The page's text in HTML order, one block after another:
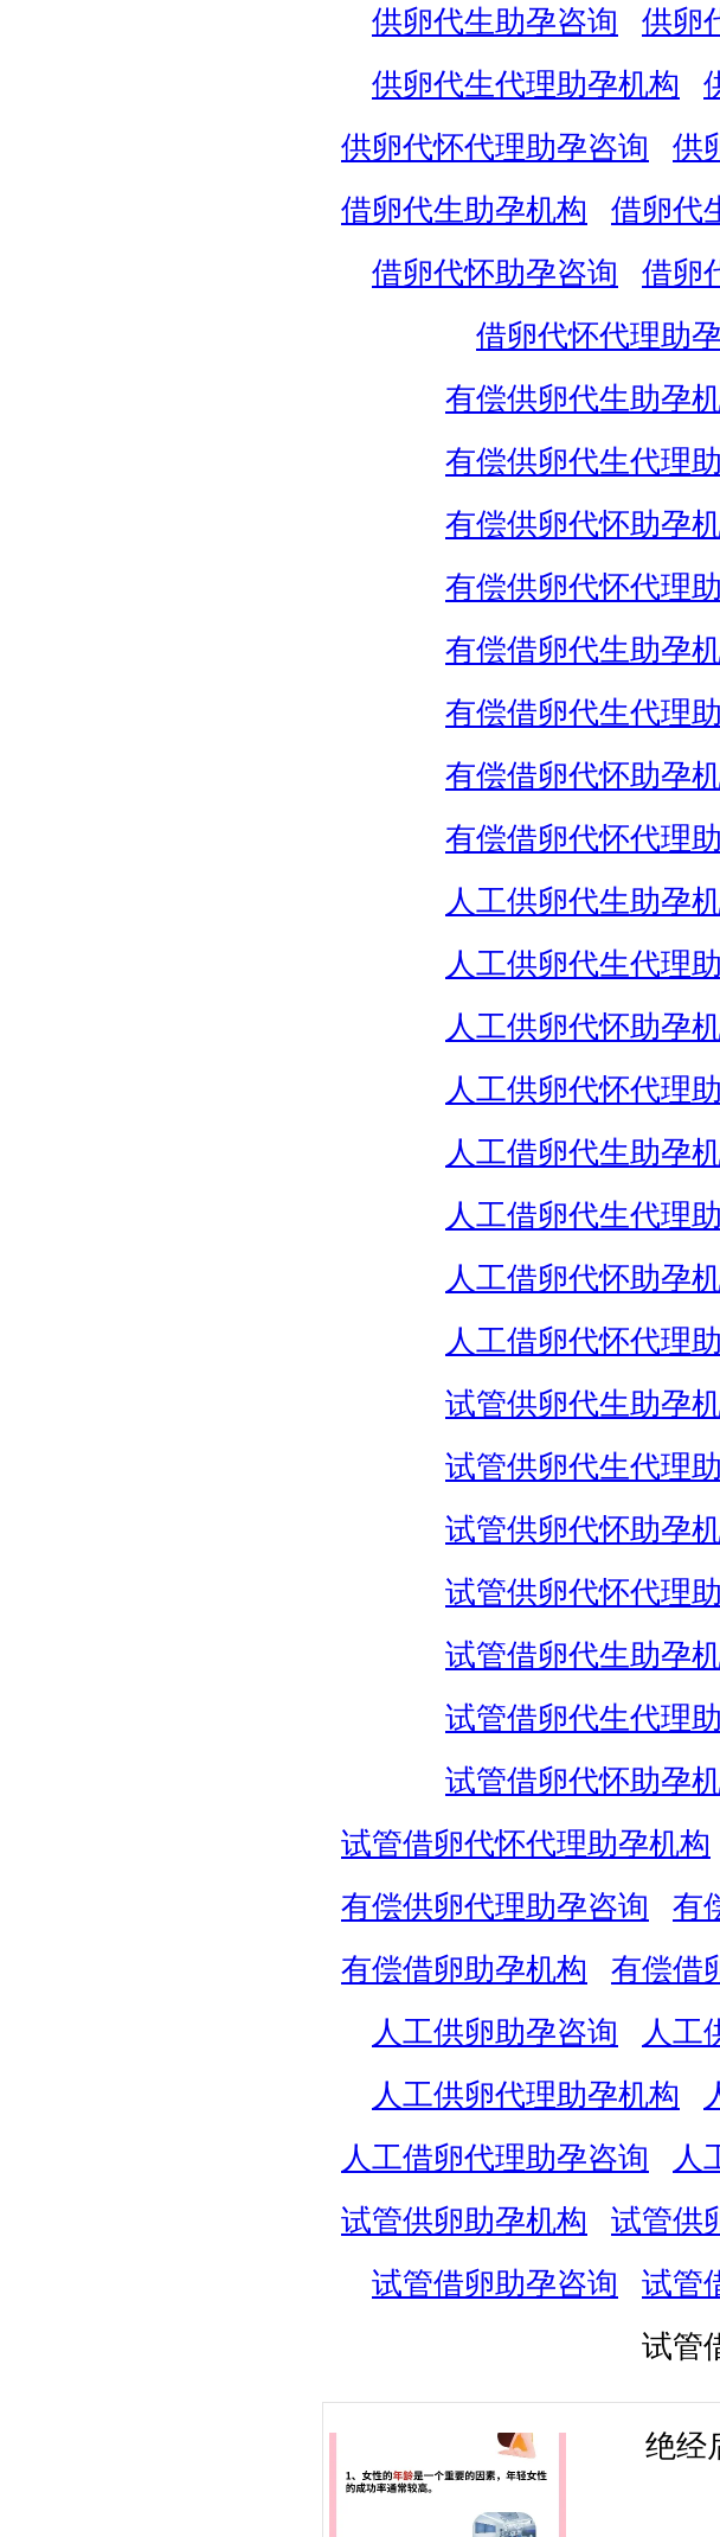
供卵代生助孕咨询
供卵
供卵代生代理助孕机构
供卵代怀代理助孕咨询
供
借卵代生助孕机构
借卵代
借卵代怀助孕咨询
借卵
借卵代怀代理助
有偿供卵代生助孕
有偿供卵代生代理
有偿供卵代怀助孕
有偿供卵代怀代理
有偿借卵代生助孕
有偿借卵代生代理
有偿借卵代怀助孕
有偿借卵代怀代理
人工供卵代生助孕
人工供卵代生代理
人工供卵代怀助孕
人工供卵代怀代理
人工借卵代生助孕
人工借卵代生代理
人工借卵代怀助孕
人工借卵代怀代理
试管供卵代生助孕
试管供卵代生代理
试管供卵代怀助孕
试管供卵代怀代理
试管借卵代生助孕
试管借卵代生代理
试管借卵代怀助孕
试管借卵代怀代理助孕机构
有偿供卵代理助孕咨询
有
有偿借卵助孕机构
有偿借
人工供卵助孕咨询
人工
人工供卵代理助孕机构
人工借卵代理助孕咨询
人
试管供卵助孕机构
试管供
试管借卵助孕咨询
试管
试管
绝经